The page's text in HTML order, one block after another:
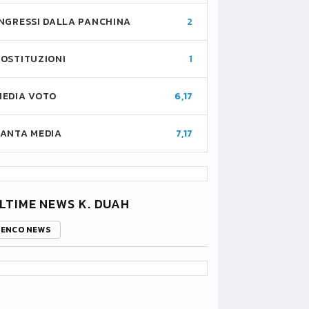
DALLA PANCHINA 2
1
VOTO 6,17
MEDIA 7,17
NEWS K. DUAH
NEWS